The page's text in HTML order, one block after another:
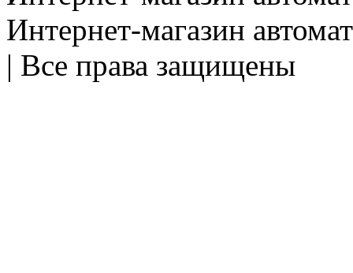
Интернет-магазин
| Все права защищены